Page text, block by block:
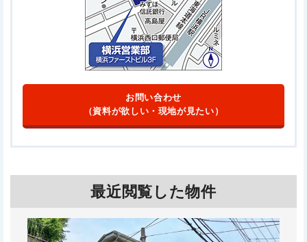
お問い合わせ
（資料が欲しい・現地が見たい）
最近閲覧した物件